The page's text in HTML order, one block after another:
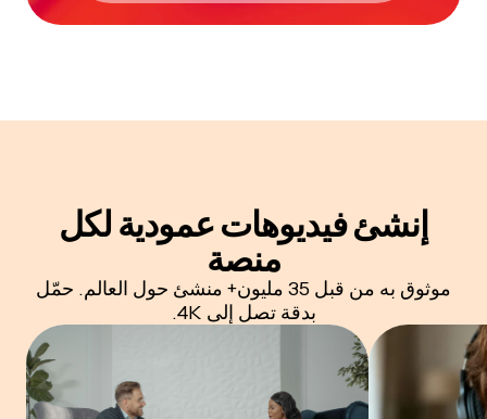
إنشئ فيديوهات عمودية لكل
منصة
موثوق به من قبل 35 مليون+ منشئ حول العالم. حمّل
بدقة تصل إلى 4K.